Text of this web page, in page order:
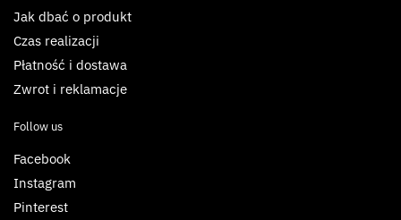
Jak dbać o produkt
Czas realizacji
Płatność i dostawa
Zwrot i reklamacje
Follow us
Facebook
Instagram
Pinterest